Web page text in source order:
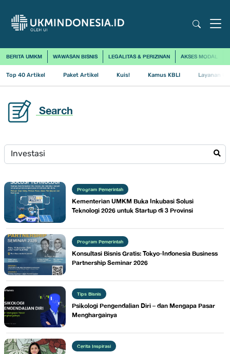
BERITA UMKM WAWASAN BISNIS LEGALITAS & PERIZINAN AKSES MODAL
Top 40 Artikel Paket Artikel Kuis! Kamus KBLI Layanan
Search
Program Pemerintah
Kementerian UMKM Buka Inkubasi Solusi
Teknologi 2026 untuk Startup di 3 Provinsi
Program Pemerintah
Konsultasi Bisnis Gratis: Tokyo-Indonesia Business
Partnership Seminar 2026
Tips Bisnis
Psikologi Pengendalian Diri – dan Mengapa Pasar
Menghargainya
Cerita Inspirasi